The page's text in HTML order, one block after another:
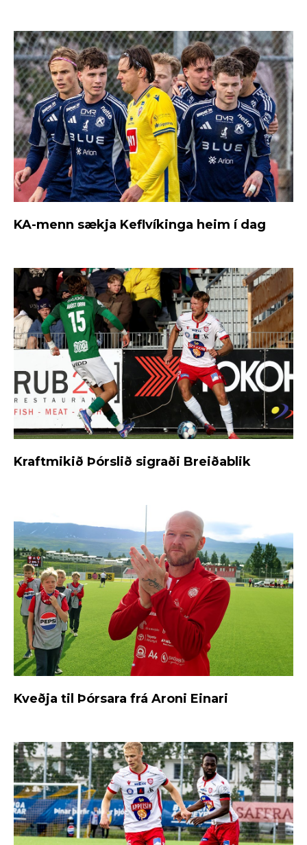
KA-menn sækja Keflvíkinga heim í dag
Kraftmikið Þórslið sigraði Breiðablik
Kveðja til Þórsara frá Aroni Einari